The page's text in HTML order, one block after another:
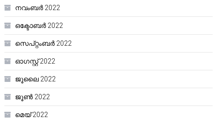
നവംബർ 2022
ഒക്ടോബർ 2022
സെപ്റ്റംബർ 2022
ഓഗസ്റ്റ്‌ 2022
ജൂലൈ 2022
ജൂൺ 2022
മെയ്‌ 2022